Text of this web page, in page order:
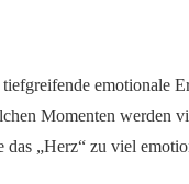
emotionale
Momenten werden
„Herz“ zu viel